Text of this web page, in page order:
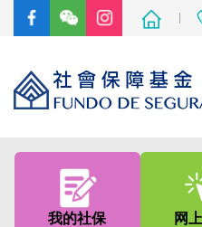
关于
我的社保 网